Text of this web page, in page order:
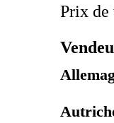
Prix